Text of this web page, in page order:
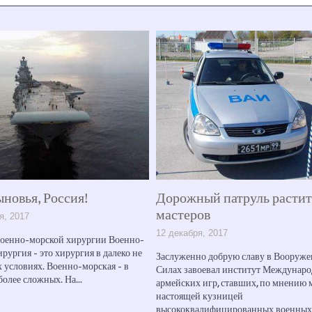
патруль растит
добрую славу в Вооруженных
институт Международных
игр, ставших, по мнению многих,
ПОБЕДА НА СУШЕ И В
1 декабря, 2017
Во Владивостоке на Тихоокеанском
подвели итоги Армейских
игр-­2017. Две недели за тем, как шла
на суше и...